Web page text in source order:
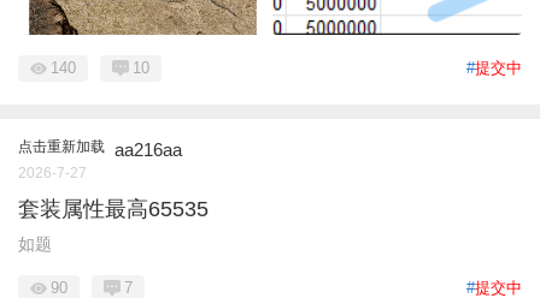
#提交中
140 10
点击重新加载 aa216aa
2026-7-27
套装属性最高65535
如题
#提交中
90 7